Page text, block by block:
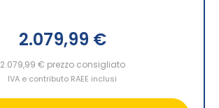
2.079,99 €
2.079,99 € prezzo consigliato
IVA e contributo RAEE inclusi